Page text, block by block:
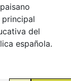
del
española.